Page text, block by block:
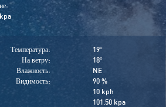
Температура:
На ветру:
Влажность:
Видимость:
19°
18°
NE
90 %
10 kph
101.50 kpa